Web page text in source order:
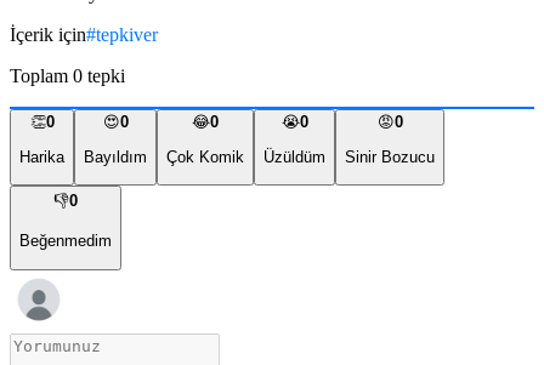
İçerik için#tepkiver
Toplam 0 tepki
👏0
Harika
😍0
Bayıldım
😂0
Çok Komik
😭0
Üzüldüm
😡0
Sinir Bozucu
👎0
Beğenmedim